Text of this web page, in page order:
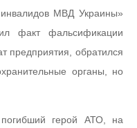
МВД Украины»
факт фальсификации
предприятия, обратился
органы, но
герой АТО, на